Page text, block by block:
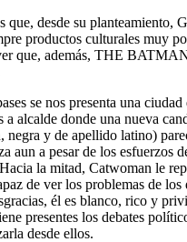
que, desde su planteamiento,
productos culturales muy
que, además, THE
se nos presenta una ciudad
a alcalde donde una nueva
negra y de apellido latino)
aun a pesar de los esfuerzos
la mitad, Catwoman le
de ver los problemas de los
él es blanco, rico y
presentes los debates
desde ellos.